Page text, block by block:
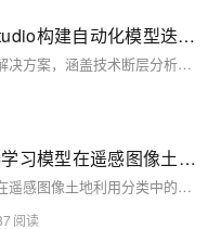
企业级MLOps落地：基于PAI-Studio构建自动化模型迭代流水线
本文深入解析MLOps落地的核心挑战与解决方案，涵盖技术断层分析、PAI-Studio平台选型、自动化流水线设计及实战构建，全面提升模型迭代效率与稳定性。
Java 大视界 -- Java 大数据机器学习模型在遥感图像土地利用分类中的优化与应用（199）
本文探讨了Java大数据与机器学习模型在遥感图像土地利用分类中的优化与应用。面对传统方法效率低、精度差的问题，结合Hadoop、Spark与深度学习框架，实现了高效、精准的分类。通过实际案例展示了Java在数据处理、模型融合与参数调优中的强大能力，推动遥感图像分类迈向新高度。